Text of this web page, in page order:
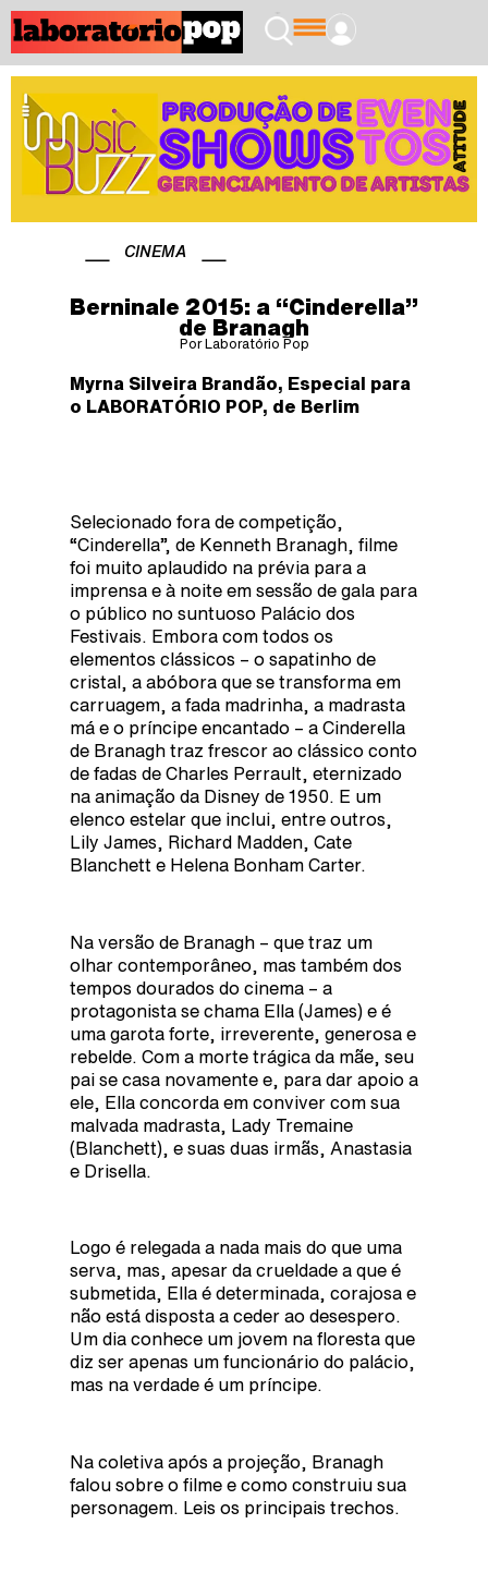
CINEMA
Berninale 2015: a “Cinderella”
de Branagh
Por Laboratório Pop
Myrna Silveira Brandão, Especial para
o LABORATÓRIO POP, de Berlim
Selecionado fora de competição,
“Cinderella”, de Kenneth Branagh, filme
foi muito aplaudido na prévia para a
imprensa e à noite em sessão de gala para
o público no suntuoso Palácio dos
Festivais. Embora com todos os
elementos clássicos – o sapatinho de
cristal, a abóbora que se transforma em
carruagem, a fada madrinha, a madrasta
má e o príncipe encantado – a Cinderella
de Branagh traz frescor ao clássico conto
de fadas de Charles Perrault, eternizado
na animação da Disney de 1950. E um
elenco estelar que inclui, entre outros,
Lily James, Richard Madden, Cate
Blanchett e Helena Bonham Carter.
Na versão de Branagh – que traz um
olhar contemporâneo, mas também dos
tempos dourados do cinema – a
protagonista se chama Ella (James) e é
uma garota forte, irreverente, generosa e
rebelde. Com a morte trágica da mãe, seu
pai se casa novamente e, para dar apoio a
ele, Ella concorda em conviver com sua
malvada madrasta, Lady Tremaine
(Blanchett), e suas duas irmãs, Anastasia
e Drisella.
Logo é relegada a nada mais do que uma
serva, mas, apesar da crueldade a que é
submetida, Ella é determinada, corajosa e
não está disposta a ceder ao desespero.
Um dia conhece um jovem na floresta que
diz ser apenas um funcionário do palácio,
mas na verdade é um príncipe.
Na coletiva após a projeção, Branagh
falou sobre o filme e como construiu sua
personagem. Leis os principais trechos.